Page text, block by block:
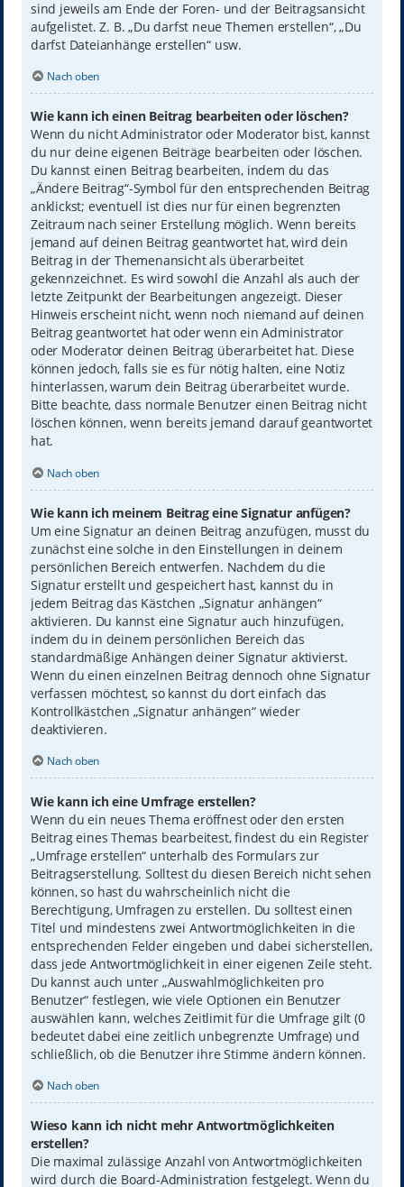
sind jeweils am Ende der Foren- und der Beitragsansicht
aufgelistet. Z. B. „Du darfst neue Themen erstellen“, „Du
darfst Dateianhänge erstellen“ usw.
Nach oben
Wie kann ich einen Beitrag bearbeiten oder löschen?
Wenn du nicht Administrator oder Moderator bist, kannst
du nur deine eigenen Beiträge bearbeiten oder löschen.
Du kannst einen Beitrag bearbeiten, indem du das
„Ändere Beitrag“-Symbol für den entsprechenden Beitrag
anklickst; eventuell ist dies nur für einen begrenzten
Zeitraum nach seiner Erstellung möglich. Wenn bereits
jemand auf deinen Beitrag geantwortet hat, wird dein
Beitrag in der Themenansicht als überarbeitet
gekennzeichnet. Es wird sowohl die Anzahl als auch der
letzte Zeitpunkt der Bearbeitungen angezeigt. Dieser
Hinweis erscheint nicht, wenn noch niemand auf deinen
Beitrag geantwortet hat oder wenn ein Administrator
oder Moderator deinen Beitrag überarbeitet hat. Diese
können jedoch, falls sie es für nötig halten, eine Notiz
hinterlassen, warum dein Beitrag überarbeitet wurde.
Bitte beachte, dass normale Benutzer einen Beitrag nicht
löschen können, wenn bereits jemand darauf geantwortet
hat.
Nach oben
Wie kann ich meinem Beitrag eine Signatur anfügen?
Um eine Signatur an deinen Beitrag anzufügen, musst du
zunächst eine solche in den Einstellungen in deinem
persönlichen Bereich entwerfen. Nachdem du die
Signatur erstellt und gespeichert hast, kannst du in
jedem Beitrag das Kästchen „Signatur anhängen“
aktivieren. Du kannst eine Signatur auch hinzufügen,
indem du in deinem persönlichen Bereich das
standardmäßige Anhängen deiner Signatur aktivierst.
Wenn du einen einzelnen Beitrag dennoch ohne Signatur
verfassen möchtest, so kannst du dort einfach das
Kontrollkästchen „Signatur anhängen“ wieder
deaktivieren.
Nach oben
Wie kann ich eine Umfrage erstellen?
Wenn du ein neues Thema eröffnest oder den ersten
Beitrag eines Themas bearbeitest, findest du ein Register
„Umfrage erstellen“ unterhalb des Formulars zur
Beitragserstellung. Solltest du diesen Bereich nicht sehen
können, so hast du wahrscheinlich nicht die
Berechtigung, Umfragen zu erstellen. Du solltest einen
Titel und mindestens zwei Antwortmöglichkeiten in die
entsprechenden Felder eingeben und dabei sicherstellen,
dass jede Antwortmöglichkeit in einer eigenen Zeile steht.
Du kannst auch unter „Auswahlmöglichkeiten pro
Benutzer“ festlegen, wie viele Optionen ein Benutzer
auswählen kann, welches Zeitlimit für die Umfrage gilt (0
bedeutet dabei eine zeitlich unbegrenzte Umfrage) und
schließlich, ob die Benutzer ihre Stimme ändern können.
Nach oben
Wieso kann ich nicht mehr Antwortmöglichkeiten
erstellen?
Die maximal zulässige Anzahl von Antwortmöglichkeiten
wird durch die Board-Administration festgelegt. Wenn du